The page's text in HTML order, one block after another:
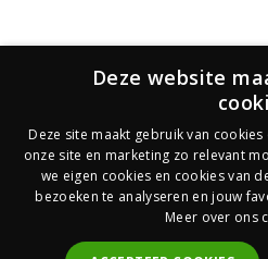
Deze website
Deze site maakt gebruik van
onze site en marketing zo relevant
we eigen cookies en cookies van
bezoeken te analyseren en jouw
Meer over ons